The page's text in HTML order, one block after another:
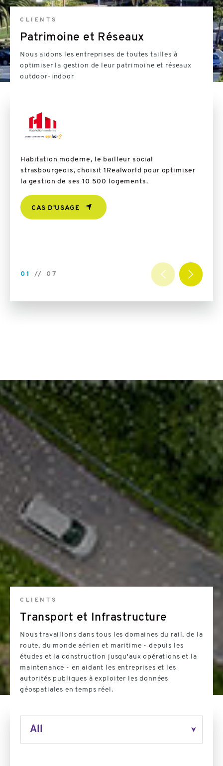
CLIENTS
Patrimoine et Réseaux
Nous aidons les entreprises de toutes tailles à
optimiser la gestion de leur patrimoine et réseaux
outdoor-indoor
Habitation moderne, le bailleur social
strasbourgeois, choisit 1Realworld pour optimiser
la gestion de ses 10 500 logements.
CAS D'USAGE
01 // 07
CLIENTS
Transport et Infrastructure
Nous travaillons dans tous les domaines du rail, de la
route, du monde aérien et maritime - depuis les
études et la construction jusqu'aux opérations et la
maintenance - en aidant les entreprises et les
autorités publiques à exploiter les données
géospatiales en temps réel.